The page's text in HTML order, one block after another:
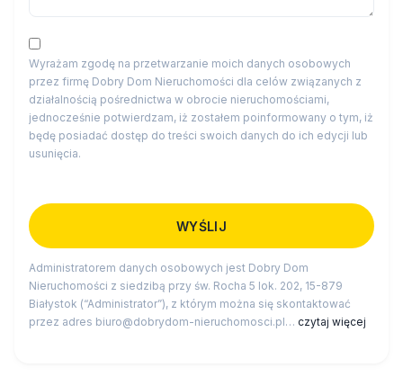
Wyrażam zgodę na przetwarzanie moich danych osobowych
przez firmę Dobry Dom Nieruchomości dla celów związanych z
działalnością pośrednictwa w obrocie nieruchomościami,
jednocześnie potwierdzam, iż zostałem poinformowany o tym, iż
będę posiadać dostęp do treści swoich danych do ich edycji lub
usunięcia.
Administratorem danych osobowych jest Dobry Dom
Nieruchomości z siedzibą przy św. Rocha 5 lok. 202, 15-879
Białystok (“Administrator”), z którym można się skontaktować
przez adres biuro@dobrydom-nieruchomosci.pl… czytaj więcej